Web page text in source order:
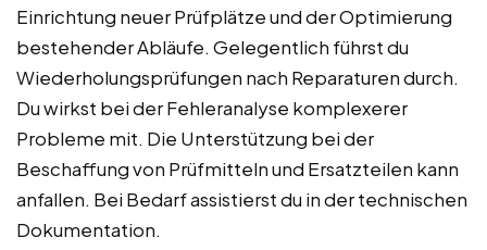
Einrichtung neuer Prüfplätze und der Optimierung
bestehender Abläufe. Gelegentlich führst du
Wiederholungsprüfungen nach Reparaturen durch.
Du wirkst bei der Fehleranalyse komplexerer
Probleme mit. Die Unterstützung bei der
Beschaffung von Prüfmitteln und Ersatzteilen kann
anfallen. Bei Bedarf assistierst du in der technischen
Dokumentation.